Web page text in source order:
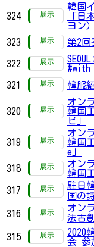
324
韓国
「日
ヨン
323 第2回
322
#with
321
韓服
320
オン
韓国
ビ」
319
オン
韓国
e」
318
オン
韓国
317
駐日
国の
316
オン
法古
315
2020
会 参